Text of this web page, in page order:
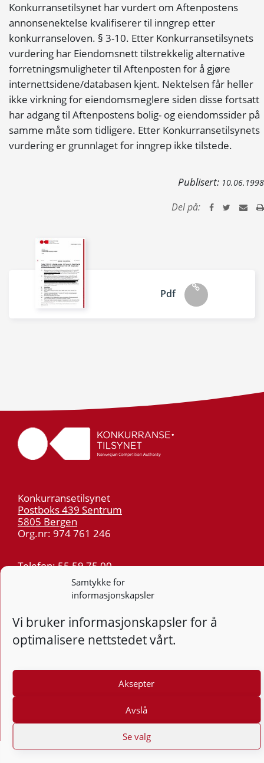
Samtykke for
informasjonskapsler
Vi bruker informasjonskapsler for å
optimalisere nettstedet vårt.
Aksepter
Avslå
Se valg
Konkurransetilsynet har vurdert om Aftenpostens
annonsenektelse kvalifiserer til inngrep etter
konkurranseloven. § 3-10. Etter Konkurransetilsynets
vurdering har Eiendomsnett tilstrekkelig alternative
forretningsmuligheter til Aftenposten for å gjøre
internettsidene/databasen kjent. Nektelsen får heller
ikke virkning for eiendomsmeglere siden disse fortsatt
har adgang til Aftenpostens bolig- og eiendomssider på
samme måte som tidligere. Etter Konkurransetilsynets
vurdering er grunnlaget for inngrep ikke tilstede.
Publisert: 10.06.1998
Del på:
Pdf
Konkurransetilsynet
Postboks 439 Sentrum
5805 Bergen
Org.nr: 974 761 246
Telefon:55 59 75 00
post@kt.no
Nyhetsvarsel >>
Personvern